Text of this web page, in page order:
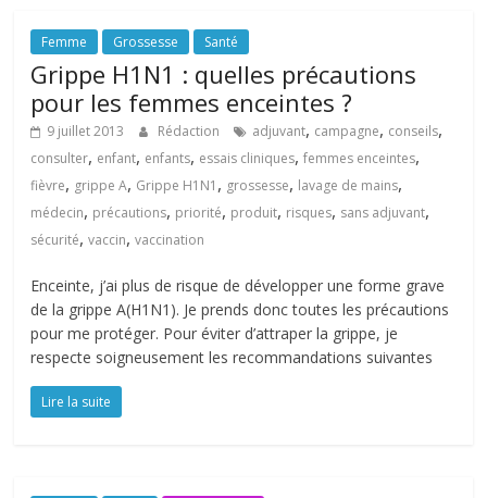
Femme Grossesse Santé
Grippe H1N1 : quelles précautions
pour les femmes enceintes ?
9 juillet 2013 Rédaction adjuvant, campagne, conseils,
consulter, enfant, enfants, essais cliniques,femmes enceintes,
fièvre, grippe A, Grippe H1N1 , grossesse, lavage de mains,
médecin, précautions, priorité, produit, risques, sans adjuvant,
sécurité,vaccin,vaccination
Enceinte, j’ai plus de risque de développer une forme grave
de la grippe A(H1N1). Je prends donc toutes les précautions
pour me protéger. Pour éviter d’attraper la grippe, je
respecte soigneusement les recommandations suivantes
Lire la suite